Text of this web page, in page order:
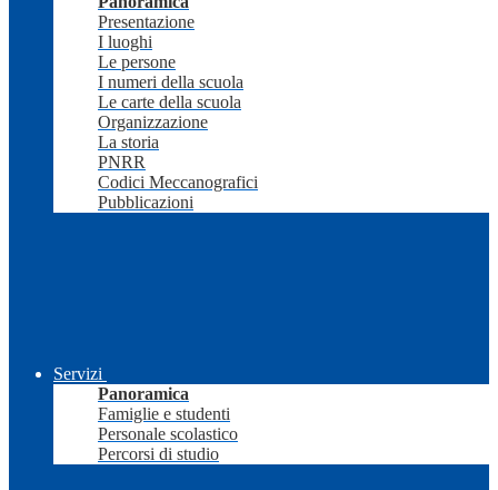
Presentazione
I luoghi
Le persone
I numeri della scuola
Le carte della scuola
Organizzazione
La storia
PNRR
Codici Meccanografici
Pubblicazioni
Servizi
Panoramica
Famiglie e studenti
Personale scolastico
Percorsi di studio